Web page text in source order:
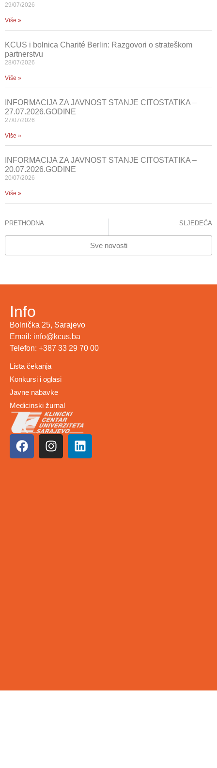
29/07/2026
Više »
KCUS i bolnica Charité Berlin: Razgovori o strateškom
partnerstvu
28/07/2026
Više »
INFORMACIJA ZA JAVNOST STANJE CITOSTATIKA –
27.07.2026.GODINE
27/07/2026
Više »
INFORMACIJA ZA JAVNOST STANJE CITOSTATIKA –
20.07.2026.GODINE
20/07/2026
Više »
PRETHODNA SLJEDEĆA
Sve novosti
Info
Bolnička 25, Sarajevo
Email: info@kcus.ba
Telefon: +387 33 29 70 00
Lista čekanja
Konkursi i oglasi
Javne nabavke
Medicinski žurnal